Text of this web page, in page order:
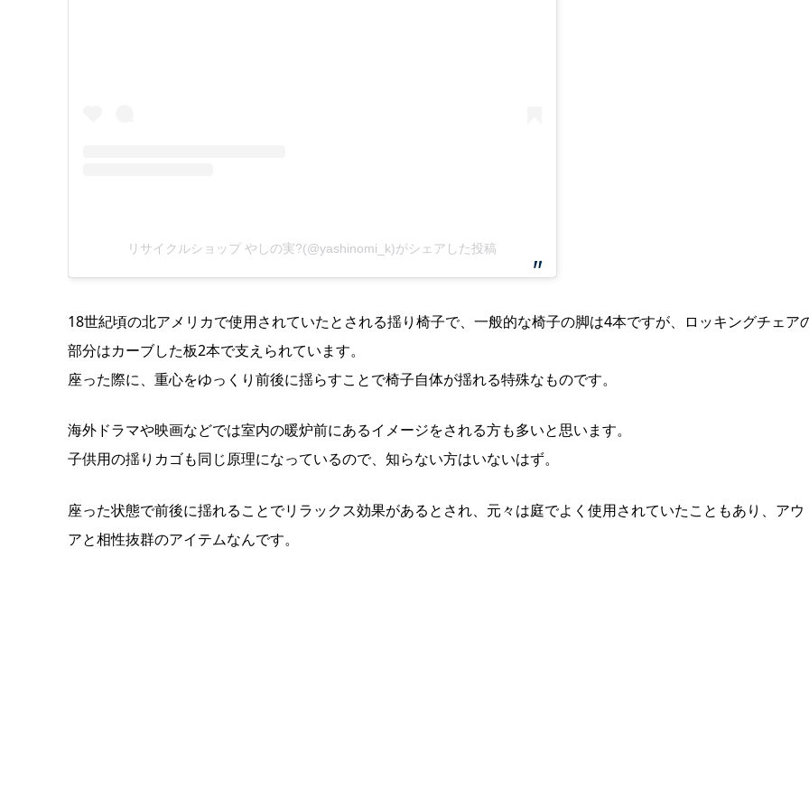
リサイクルショップ やしの実?(@yashinomi_k)がシェアした投稿
18世紀頃の北アメリカで使用されていたとされる揺り椅子で、一般的な椅子の脚は4本ですが、ロッキングチェア
部分はカーブした板2本で支えられています。
座った際に、重心をゆっくり前後に揺らすことで椅子自体が揺れる特殊なものです。
海外ドラマや映画などでは室内の暖炉前にあるイメージをされる方も多いと思います。
子供用の揺りカゴも同じ原理になっているので、知らない方はいないはず。
座った状態で前後に揺れることでリラックス効果があるとされ、元々は庭でよく使用されていたこともあり、アウ
アと相性抜群のアイテムなんです。